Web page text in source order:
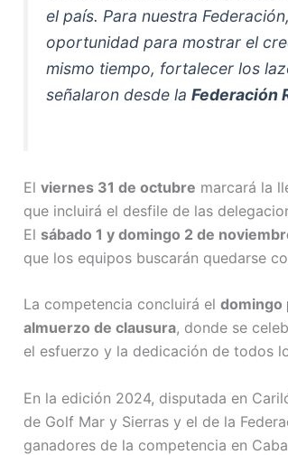
el país. Para nuestra
oportunidad para mostrar el
mismo tiempo, fortalecer los
señalaron desde la Federación
El viernes 31 de octubre marcará la
que incluirá el desfile de las
El sábado 1 y domingo 2 de
que los equipos buscarán quedarse
La competencia concluirá el domingo
almuerzo de clausura, donde se
el esfuerzo y la dedicación de todos
En la edición 2024, disputada en
de Golf Mar y Sierras y el de la
ganadores de la competencia en